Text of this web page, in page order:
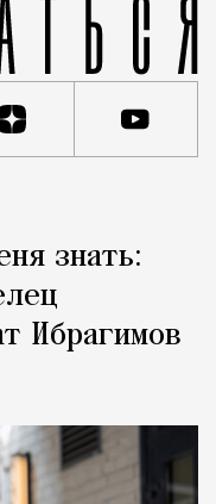
знать:
Ибрагимов